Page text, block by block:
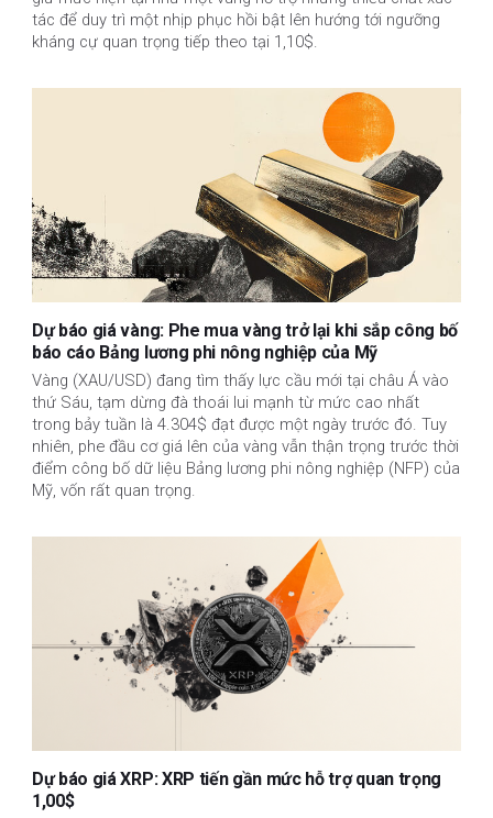
tác để duy trì một nhịp phục hồi bật lên hướng tới ngưỡng
kháng cự quan trọng tiếp theo tại 1,10$.
Dự báo giá vàng: Phe mua vàng trở lại khi sắp công bố
báo cáo Bảng lương phi nông nghiệp của Mỹ
Vàng (XAU/USD) đang tìm thấy lực cầu mới tại châu Á vào
thứ Sáu, tạm dừng đà thoái lui mạnh từ mức cao nhất
trong bảy tuần là 4.304$ đạt được một ngày trước đó. Tuy
nhiên, phe đầu cơ giá lên của vàng vẫn thận trọng trước thời
điểm công bố dữ liệu Bảng lương phi nông nghiệp (NFP) của
Mỹ, vốn rất quan trọng.
Dự báo giá XRP: XRP tiến gần mức hỗ trợ quan trọng
1,00$